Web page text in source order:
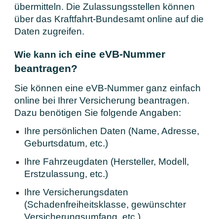
übermitteln. Die Zulassungsstellen können
über das Kraftfahrt-Bundesamt online auf die
Daten zugreifen.
Wie kann icheine eVB-Nummer
beantragen?
Sie können eine eVB-Nummer ganz einfach
online bei Ihrer Versicherung beantragen.
Dazu benötigen Sie folgende Angaben:
Ihre persönlichen Daten (Name, Adresse,
Geburtsdatum, etc.)
Ihre Fahrzeugdaten (Hersteller, Modell,
Erstzulassung, etc.)
Ihre Versicherungsdaten
(Schadenfreiheitsklasse, gewünschter
Versicherungsumfang, etc.)